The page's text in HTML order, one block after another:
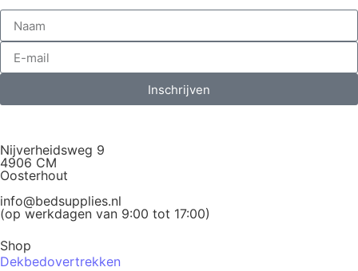
Inschrijven
Nijverheidsweg 9
4906 CM
Oosterhout
info@bedsupplies.nl
(op werkdagen van 9:00 tot 17:00)
Shop
Dekbedovertrekken